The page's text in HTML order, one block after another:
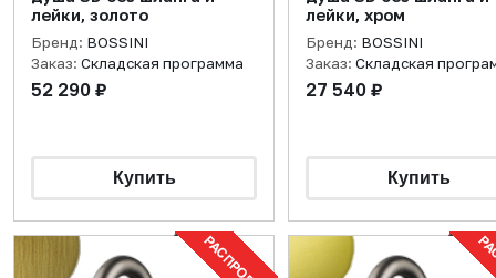
лейки, золото
Бренд: BOSSINI
Заказ: Складская программа
52 290 ₽
лейки, хром
Бренд: BOSSINI
Заказ: Складская
27 540 ₽